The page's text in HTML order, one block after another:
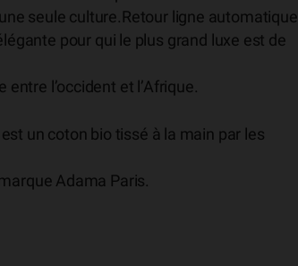
seule culture.Retour ligne automatique
pour qui le plus grand luxe est de
l’occident et l’Afrique.
un coton bio tissé à la main par les
Adama Paris.